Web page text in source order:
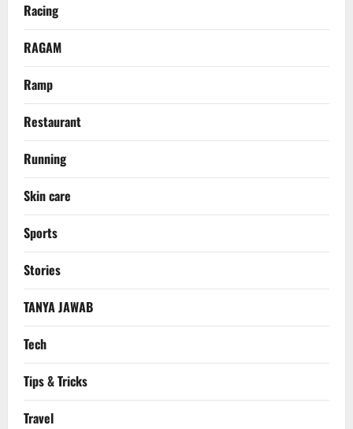
Racing
RAGAM
Ramp
Restaurant
Running
Skin care
Sports
Stories
TANYA JAWAB
Tech
Tips & Tricks
Travel